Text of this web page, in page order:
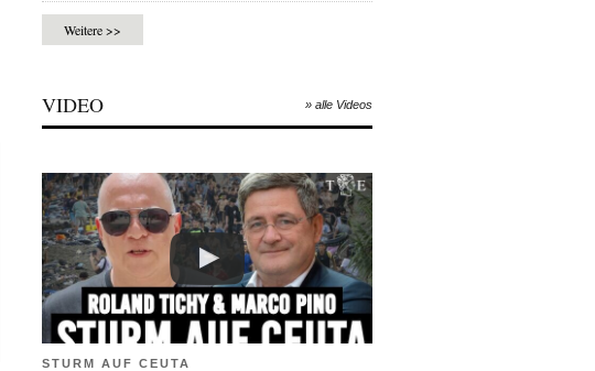
Weitere >>
VIDEO » alle Videos
STURM AUF CEUTA